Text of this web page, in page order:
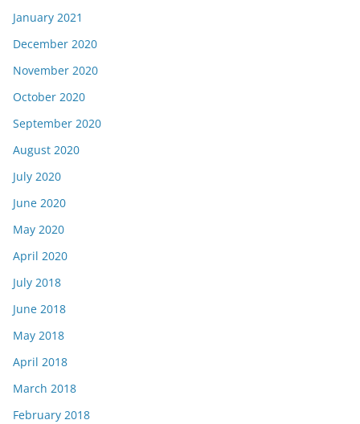
January 2021
December 2020
November 2020
October 2020
September 2020
August 2020
July 2020
June 2020
May 2020
April 2020
July 2018
June 2018
May 2018
April 2018
March 2018
February 2018